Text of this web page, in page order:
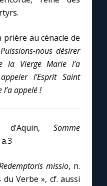
au cénacle de
Puissions-nous désirer
la Vierge Marie l’a
l’Esprit Saint
appelé !
Somme
missio, n.
du Verbe », cf. aussi